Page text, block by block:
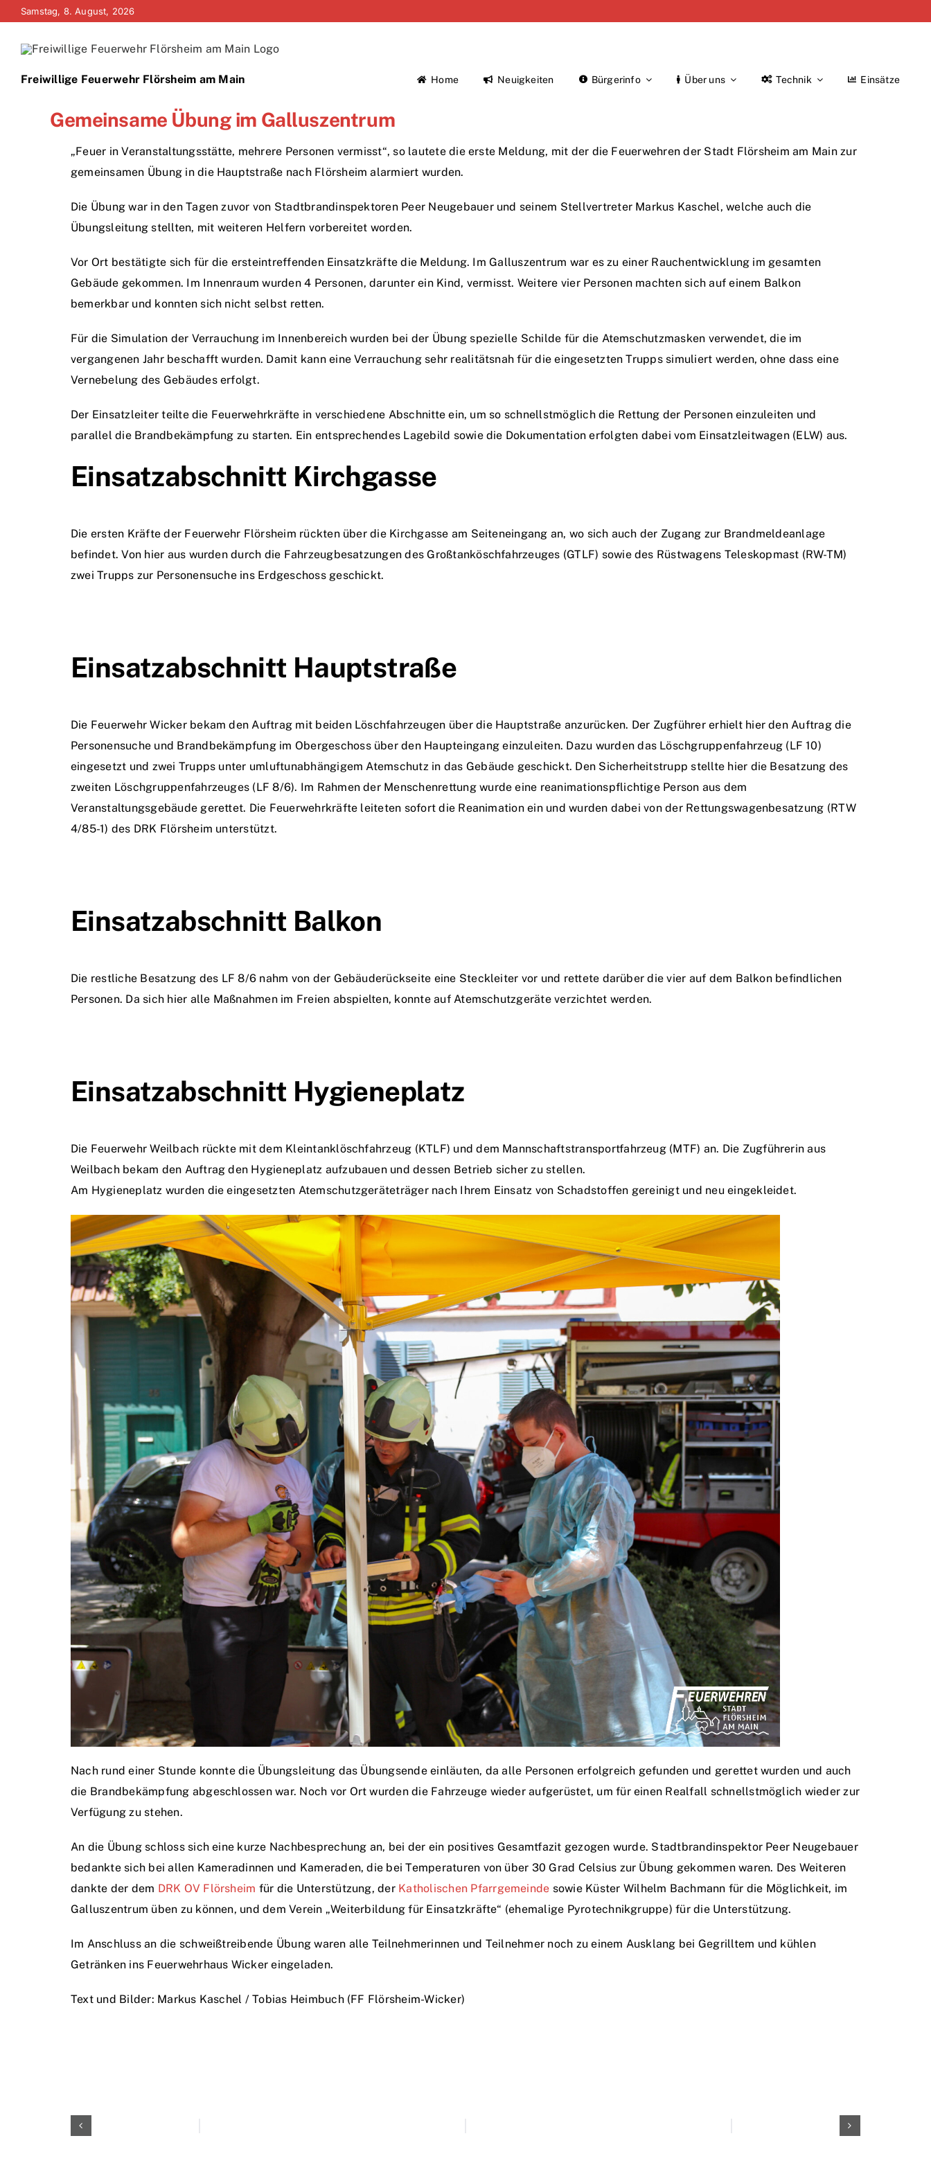
Zum
springen
Samstag, 8. August, 2026
Freiwillige Feuerwehr Flörsheim am Main Home Neuigkeiten Bürgerinfo Über uns Technik Einsätze
Gemeinsame Übung im Galluszentrum
„Feuer in Veranstaltungsstätte, mehrere Personen vermisst“, so lautete die erste Meldung, mit der die Feuerwehren der Stadt Flörsheim am Main zur
gemeinsamen Übung in die Hauptstraße nach Flörsheim alarmiert wurden.
Die Übung war in den Tagen zuvor von Stadtbrandinspektoren Peer Neugebauer und seinem Stellvertreter Markus Kaschel, welche auch die
Übungsleitung stellten, mit weiteren Helfern vorbereitet worden.
Vor Ort bestätigte sich für die ersteintreffenden Einsatzkräfte die Meldung. Im Galluszentrum war es zu einer Rauchentwicklung im gesamten
Gebäude gekommen. Im Innenraum wurden 4 Personen, darunter ein Kind, vermisst. Weitere vier Personen machten sich auf einem Balkon
bemerkbar und konnten sich nicht selbst retten.
Für die Simulation der Verrauchung im Innenbereich wurden bei der Übung spezielle Schilde für die Atemschutzmasken verwendet, die im
vergangenen Jahr beschafft wurden. Damit kann eine Verrauchung sehr realitätsnah für die eingesetzten Trupps simuliert werden, ohne dass eine
Vernebelung des Gebäudes erfolgt.
Der Einsatzleiter teilte die Feuerwehrkräfte in verschiedene Abschnitte ein, um so schnellstmöglich die Rettung der Personen einzuleiten und
parallel die Brandbekämpfung zu starten. Ein entsprechendes Lagebild sowie die Dokumentation erfolgten dabei vom Einsatzleitwagen (ELW) aus.
Einsatzabschnitt Kirchgasse
Die ersten Kräfte der Feuerwehr Flörsheim rückten über die Kirchgasse am Seiteneingang an, wo sich auch der Zugang zur Brandmeldeanlage
befindet. Von hier aus wurden durch die Fahrzeugbesatzungen des Großtanköschfahrzeuges (GTLF) sowie des Rüstwagens Teleskopmast (RW-TM)
zwei Trupps zur Personensuche ins Erdgeschoss geschickt.
Einsatzabschnitt Hauptstraße
Die Feuerwehr Wicker bekam den Auftrag mit beiden Löschfahrzeugen über die Hauptstraße anzurücken. Der Zugführer erhielt hier den Auftrag die
Personensuche und Brandbekämpfung im Obergeschoss über den Haupteingang einzuleiten. Dazu wurden das Löschgruppenfahrzeug (LF 10)
eingesetzt und zwei Trupps unter umluftunabhängigem Atemschutz in das Gebäude geschickt. Den Sicherheitstrupp stellte hier die Besatzung des
zweiten Löschgruppenfahrzeuges (LF 8/6). Im Rahmen der Menschenrettung wurde eine reanimationspflichtige Person aus dem
Veranstaltungsgebäude gerettet. Die Feuerwehrkräfte leiteten sofort die Reanimation ein und wurden dabei von der Rettungswagenbesatzung (RTW
4/85-1) des DRK Flörsheim unterstützt.
Einsatzabschnitt Balkon
Die restliche Besatzung des LF 8/6 nahm von der Gebäuderückseite eine Steckleiter vor und rettete darüber die vier auf dem Balkon befindlichen
Personen. Da sich hier alle Maßnahmen im Freien abspielten, konnte auf Atemschutzgeräte verzichtet werden.
Einsatzabschnitt Hygieneplatz
Die Feuerwehr Weilbach rückte mit dem Kleintanklöschfahrzeug (KTLF) und dem Mannschaftstransportfahrzeug (MTF) an. Die Zugführerin aus
Weilbach bekam den Auftrag den Hygieneplatz aufzubauen und dessen Betrieb sicher zu stellen.
Am Hygieneplatz wurden die eingesetzten Atemschutzgeräteträger nach Ihrem Einsatz von Schadstoffen gereinigt und neu eingekleidet.
Nach rund einer Stunde konnte die Übungsleitung das Übungsende einläuten, da alle Personen erfolgreich gefunden und gerettet wurden und auch
die Brandbekämpfung abgeschlossen war. Noch vor Ort wurden die Fahrzeuge wieder aufgerüstet, um für einen Realfall schnellstmöglich wieder zur
Verfügung zu stehen.
An die Übung schloss sich eine kurze Nachbesprechung an, bei der ein positives Gesamtfazit gezogen wurde. Stadtbrandinspektor Peer Neugebauer
bedankte sich bei allen Kameradinnen und Kameraden, die bei Temperaturen von über 30 Grad Celsius zur Übung gekommen waren. Des Weiteren
dankte der dem DRK OV Flörsheim für die Unterstützung, der Katholischen Pfarrgemeinde sowie Küster Wilhelm Bachmann für die Möglichkeit, im
Galluszentrum üben zu können, und dem Verein „Weiterbildung für Einsatzkräfte“ (ehemalige Pyrotechnikgruppe) für die Unterstützung.
Im Anschluss an die schweißtreibende Übung waren alle Teilnehmerinnen und Teilnehmer noch zu einem Ausklang bei Gegrilltem und kühlen
Getränken ins Feuerwehrhaus Wicker eingeladen.
Text und Bilder: Markus Kaschel / Tobias Heimbuch (FF Flörsheim-Wicker)